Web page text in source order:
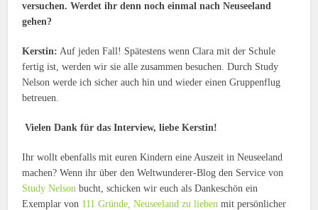
versuchen. Werdet ihr denn noch einmal nach Neuseeland
gehen?
Kerstin: Auf jeden Fall! Spätestens wenn Clara mit der Schule
fertig ist, werden wir sie alle zusammen besuchen. Durch Study
Nelson werde ich sicher auch hin und wieder einen Gruppenflug
betreuen.
Vielen Dank für das Interview, liebe Kerstin!
Ihr wollt ebenfalls mit euren Kindern eine Auszeit in Neuseeland
machen? Wenn ihr über den Weltwunderer-Blog den Service von
Study Nelson bucht, schicken wir euch als Dankeschön ein
Exemplar von 111 Gründe, Neuseeland zu lieben mit persönlicher